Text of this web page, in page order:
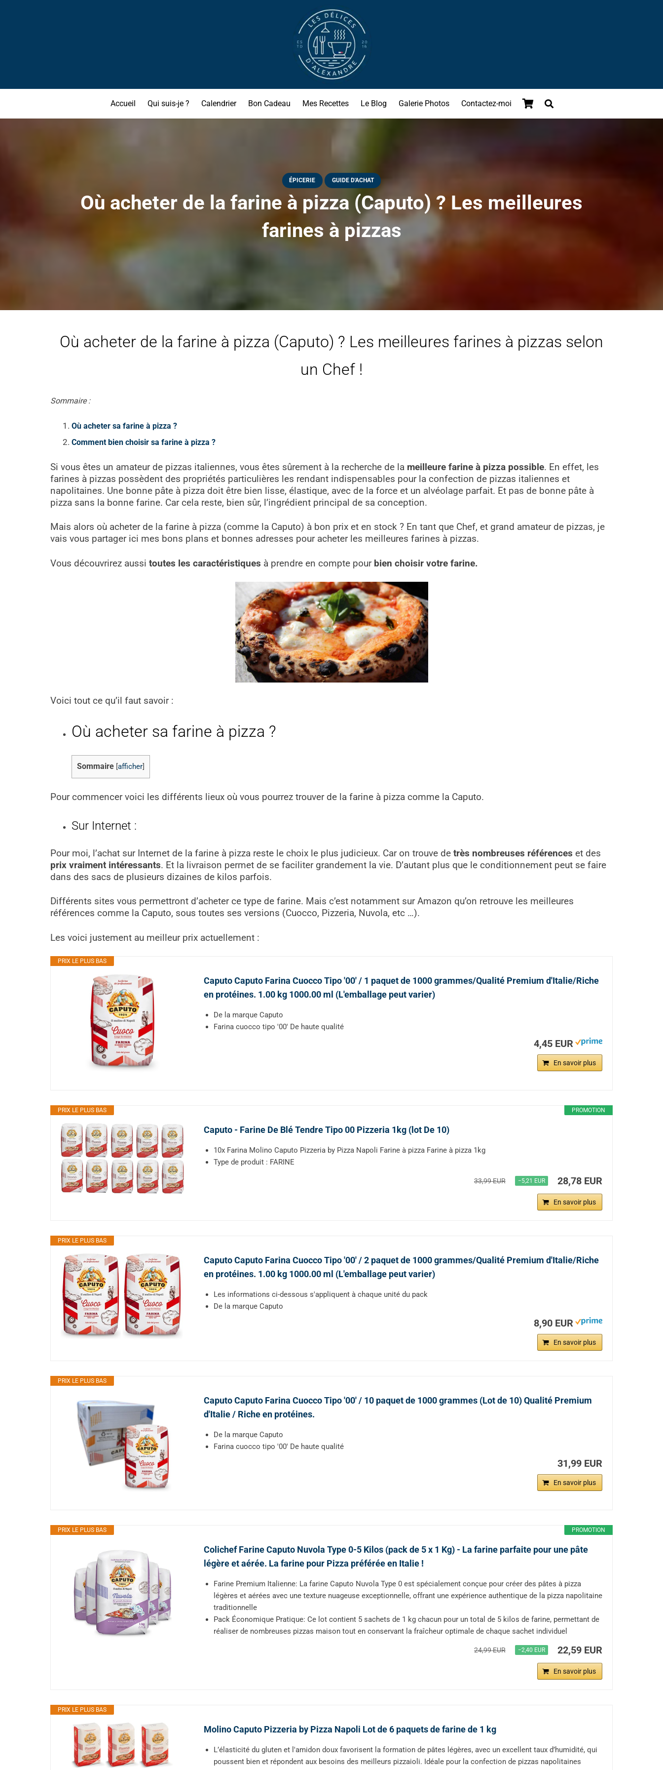
Accueil Qui suis-je ? Calendrier Bon Cadeau Mes Recettes Le Blog Galerie Photos Contactez-moi
ÉPICERIE GUIDE D'ACHAT
Où acheter de la farine à pizza (Caputo) ? Les meilleures
farines à pizzas
Où acheter de la farine à pizza (Caputo) ? Les meilleures farines à pizzas selon
un Chef !
Sommaire :
Où acheter sa farine à pizza ?
Comment bien choisir sa farine à pizza ?
Si vous êtes un amateur de pizzas italiennes, vous êtes sûrement à la recherche de la meilleure farine à pizza possible. En effet, les
farines à pizzas possèdent des propriétés particulières les rendant indispensables pour la confection de pizzas italiennes et
napolitaines. Une bonne pâte à pizza doit être bien lisse, élastique, avec de la force et un a lvéolage parfait. Et pas de bonne pâte à
pizza sans la bonne farine. Car cela reste, bien sûr, l’ingrédient principal de sa conception.
Mais alors où acheter de la farine à pizza (comme la Caputo) à bon prix et en stock ? En tant que Chef, et grand amateur de pizzas, je
vais vous partager ici mes bons plans et bonnes adresses pour acheter les meilleures farines à pizzas.
Vous découvrirez aussi toutes les caractéristiques à prendre en compte pour bien choisir votre farine.
Voici tout ce qu’il faut savoir :
Où acheter sa farine à pizza ?
Sommaire afficher]
Pour commencer voici les différents lieux où vous pourrez trouver de la farine à pizza comme la Caputo.
Sur Internet :
Pour moi, l’achat sur Internet de la farine à pizza reste le choix le plus judicieux. Car on trouve de très nombreuses références et des
prix vraiment intéressants. Et la livraison permet de se faciliter grandement la vie. D’autant plus que le conditionnement peut se faire
dans des sacs de plusieurs dizaines de kilos parfois.
Différents sites vous permettront d’acheter ce type de farine. Mais c’est notamment sur Amazon qu’on retrouve les meilleures
références comme la Caputo, sous toutes ses versions (Cuocco, Pizzeria, Nuvola, etc …).
Les voici justement au meilleur prix actuellement :
PRIX LE PLUS BAS
Caputo Caputo Farina Cuocco Tipo '00' / 1 paquet de 1000 grammes/Qualité Premium d'Italie/Riche
en protéines. 1.00 kg 1000.00 ml (L'emballage peut varier)
De la marque Caputo
Farina cuocco tipo '00' De haute qualité
4,45 EUR
En savoir plus
PROMOTION
PRIX LE PLUS BAS
Caputo - Farine De Blé Tendre Tipo 00 Pizzeria 1kg (lot De 10)
10x Farina Molino Caputo Pizzeria by Pizza Napoli Farine à pizza Farine à pizza 1kg
Type de produit : FARINE
33,99 EUR −5,21 EUR 28,78 EUR
En savoir plus
PRIX LE PLUS BAS
Caputo Caputo Farina Cuocco Tipo '00' / 2 paquet de 1000 grammes/Qualité Premium d'Italie/Riche
en protéines. 1.00 kg 1000.00 ml (L'emballage peut varier)
Les informations ci-dessous s'appliquent à chaque unité du pack
De la marque Caputo
8,90 EUR
En savoir plus
PRIX LE PLUS BAS
Caputo Caputo Farina Cuocco Tipo '00' / 10 paquet de 1000 grammes (Lot de 10) Qualité Premium
d'Italie / Riche en protéines.
De la marque Caputo
Farina cuocco tipo '00' De haute qualité
31,99 EUR
En savoir plus
PROMOTION
PRIX LE PLUS BAS
Colichef Farine Caputo Nuvola Type 0-5 Kilos (pack de 5 x 1 Kg) - La farine parfaite pour une pâte
légère et aérée. La farine pour Pizza préférée en Italie !
Farine Premium Italienne: La farine Caputo Nuvola Type 0 est spécialement conçue pour créer des pâtes à pizza
légères et aérées avec une texture nuageuse exceptionnelle, offrant une expérience authentique de la pizza napolitaine
traditionnelle
Pack Économique Pratique: Ce lot contient 5 sachets de 1 kg chacun pour un total de 5 kilos de farine, permettant de
réaliser de nombreuses pizzas maison tout en conservant la fraîcheur optimale de chaque sachet individuel
24,99 EUR −2,40 EUR 22,59 EUR
En savoir plus
PRIX LE PLUS BAS
Molino Caputo Pizzeria by Pizza Napoli Lot de 6 paquets de farine de 1 kg
L’élasticité du gluten et l'amidon doux favorisent la formation de pâtes légères, avec un excellent taux d’humidité, qui
poussent bien et répondent aux besoins des meilleurs pizzaioli. Idéale pour la confection de pizzas napolitaines